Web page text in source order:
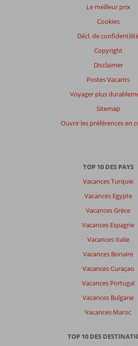
Le meilleur prix
Cookies
Décl. de
Copyright
Disclaimer
Postes Vacants
Voyager plus
Sitemap
Ouvrir les préférences en
TOP 10 DES PAYS
Vacances Turquie
Vacances Egypte
Vacances Grèce
Vacances Espagne
Vacances Italie
Vacances Bonaire
Vacances Curaçao
Vacances Portugal
Vacances Bulgarie
Vacances Maroc
TOP 10 DES